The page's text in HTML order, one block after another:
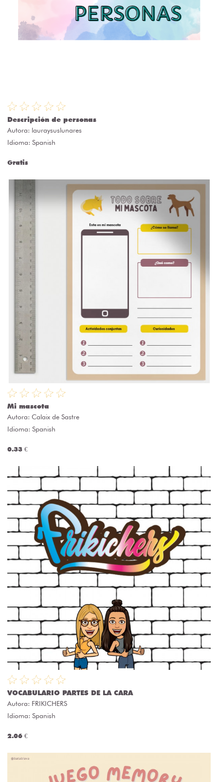
Descripción de personas
Autora: lauraysuslunares
Idioma: Spanish
Gratis
Mi mascota
Autora: Calaix de Sastre
Idioma: Spanish
0.33 €
VOCABULARIO PARTES DE LA CARA
Autora: FRIKICHERS
Idioma: Spanish
2.06 €